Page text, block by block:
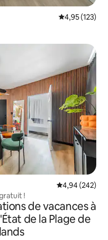
Évaluation
4,95 (123)
appréciés
Évaluation
4,94 (242)
!
de vacances à
de la Plage de